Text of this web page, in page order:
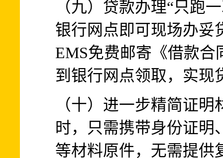
（九）贷款办理“只跑
银行网点即可现场办妥
EMS免费邮寄《借款
到银行网点领取，实现
（十）进一步精简证
时，只需携带身份证明
等材料原件，无需提供